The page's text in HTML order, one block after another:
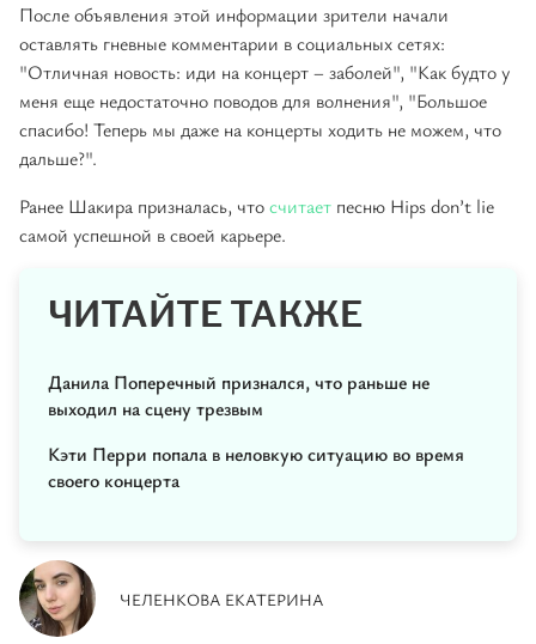
После объявления этой информации зрители начали
оставлять гневные комментарии в социальных сетях:
"Отличная новость: иди на концерт – заболей", "Как будто у
меня еще недостаточно поводов для волнения", "Большое
спасибо! Теперь мы даже на концерты ходить не можем, что
дальше?".
Ранее Шакира призналась, чтосчитает песню Hips don’t lie
самой успешной в своей карьере.
ЧИТАЙТЕ ТАКЖЕ
Данила Поперечный признался, что раньше не
выходил на сцену трезвым
Кэти Перри попала в неловкую ситуацию во время
своего концерта
ЧЕЛЕНКОВА ЕКАТЕРИНА